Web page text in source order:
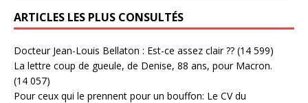
ARTICLES LES PLUS CONSULTÉS
Docteur Jean-Louis Bellaton : Est-ce assez clair ?? (14 599)
La lettre coup de gueule, de Denise, 88 ans, pour Macron.
(14 057)
Pour ceux qui le prennent pour un bouffon: Le CV du